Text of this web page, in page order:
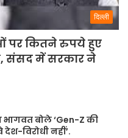
दिल्ली
पर कितने रुपये हुए
संसद में सरकार ने
भागवत बोले ‘Gen-Z की
विरोधी नहीं’.